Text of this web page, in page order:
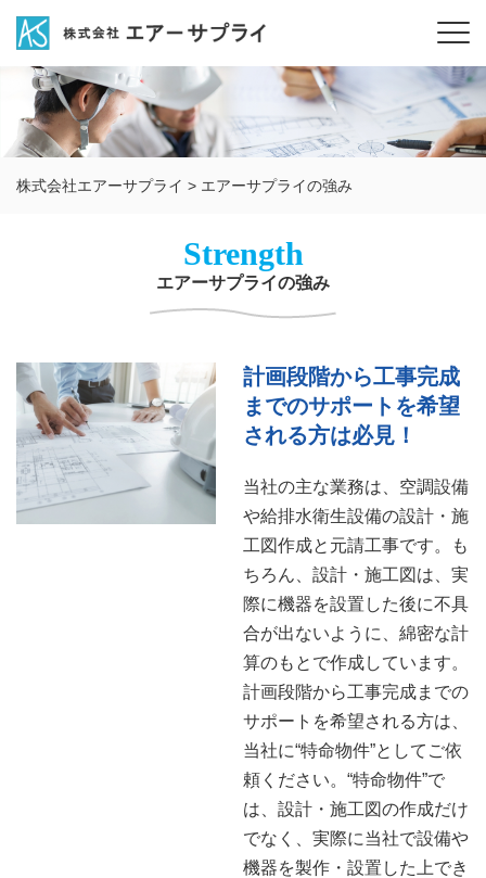
株式会社エアーサプライ > エアーサプライの強み
Strength
エアーサプライの強み
計画段階から工事完成
までのサポートを希望
される方は必見！
当社の主な業務は、空調設備
や給排水衛生設備の設計・施
工図作成と元請工事です。も
ちろん、設計・施工図は、実
際に機器を設置した後に不具
合が出ないように、綿密な計
算のもとで作成しています。
計画段階から工事完成までの
サポートを希望される方は、
当社に“特命物件”としてご依
頼ください。“特命物件”で
は、設計・施工図の作成だけ
でなく、実際に当社で設備や
機器を製作・設置した上でき